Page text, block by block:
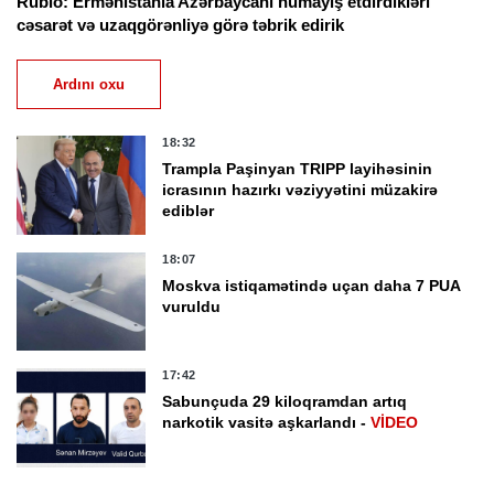
cəsarət və uzaqgörənliyə görə təbrik edirik
Ardını oxu
18:32
Trampla Paşinyan TRIPP layihəsinin
icrasının hazırkı vəziyyətini müzakirə
ediblər
18:07
Moskva istiqamətində uçan daha 7 PUA
vuruldu
17:42
Sabunçuda 29 kiloqramdan artıq
narkotik vasitə aşkarlandı -VİDEO